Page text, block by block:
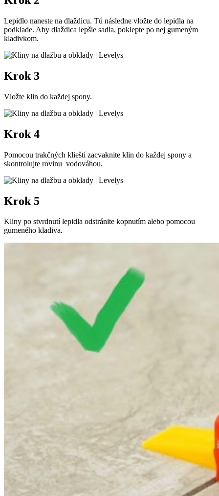
Lepidlo naneste na dlaždicu. Tú následne vložte do lepidla na
podklade. Aby dlaždica lepšie sadla, poklepte po nej gumeným
kladivkom.
Krok 3
Vložte klin do každej spony.
Krok 4
Pomocou trakčných klieští zacvaknite klin do každej spony a
skontrolujte rovinu vodováhou.
Krok 5
Kliny po stvrdnutí lepidla odstránite kopnutím alebo pomocou
gumeného kladiva.